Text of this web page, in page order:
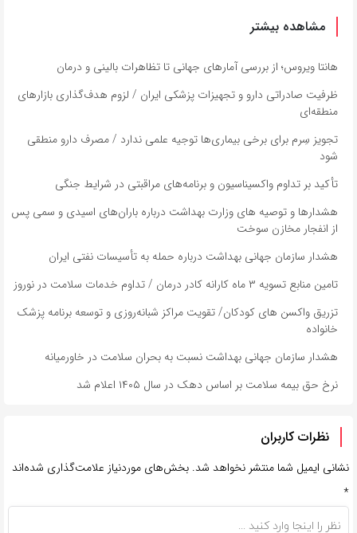
مشاهده بیشتر
هانتا ویروس؛ از بررسی آمارهای جهانی تا تظاهرات بالینی و درمان
ظرفیت صادراتی دارو و تجهیزات پزشکی ایران / لزوم هدف‌گذاری بازارهای
منطقه‌ای
تجویز سِرم برای برخی‌ بیماری‌ها توجیه علمی ندارد / مصرف دارو منطقی
شود
تأکید بر تداوم واکسیناسیون و برنامه‌های مراقبتی در شرایط جنگی
هشدارها و توصیه های وزارت بهداشت درباره باران‌های اسیدی و سمی پس
از انفجار مخازن سوخت
هشدار سازمان جهانی بهداشت درباره حمله به تأسیسات نفتی ایران
تامین منابع تسویه ۳ ماه کارانه کادر درمان / تداوم خدمات سلامت در نوروز
تزریق واکسن های کودکان/ تقویت مراکز شبانه‌روزی و توسعه برنامه پزشک
خانواده
هشدار سازمان جهانی بهداشت نسبت به بحران سلامت در خاورمیانه
نرخ حق بیمه سلامت بر اساس دهک در سال ۱۴۰۵ اعلام شد
نظرات کاربران
نشانی ایمیل شما منتشر نخواهد شد. بخش‌های موردنیاز علامت‌گذاری شده‌اند
*